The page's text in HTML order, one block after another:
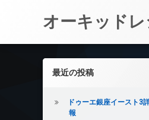
オーキッド
左サイドバー
最近の投稿
ドゥーエ銀座イースト3
報